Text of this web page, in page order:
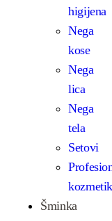
higijena
Nega
kose
Nega
lica
Nega
tela
Setovi
Šminka